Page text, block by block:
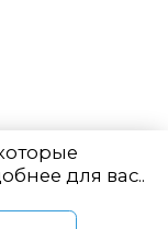
для вас..